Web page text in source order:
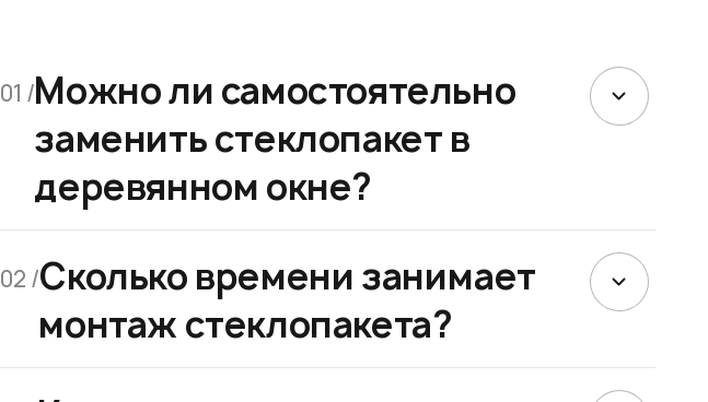
01 /Можно ли самостоятельно
заменить стеклопакет в
деревянном окне?
02 /Сколько времени занимает
монтаж стеклопакета?